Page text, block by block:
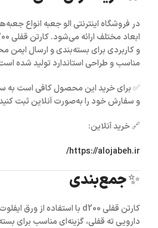
در فروشگاه اینترنتیالو جعبه انواع
ابعاد مختلف ارائه می‌شود.کارتن قفلی d200
و کاربردی برای بسته‌بندی و ارسال
مناسب و طراحی استاندارد تولید شده
✅ برای خرید این محصول کافی است به
و سفارش خود را به‌صورت آنلاین ثبت
🔗 خرید آنلاین:
https://alojabeh.ir/
✨ جمع‌بندی
کارتن قفلی d200 با استفاده از ورق
دارویی ته قفلی، گزینه‌ای مناسب برای